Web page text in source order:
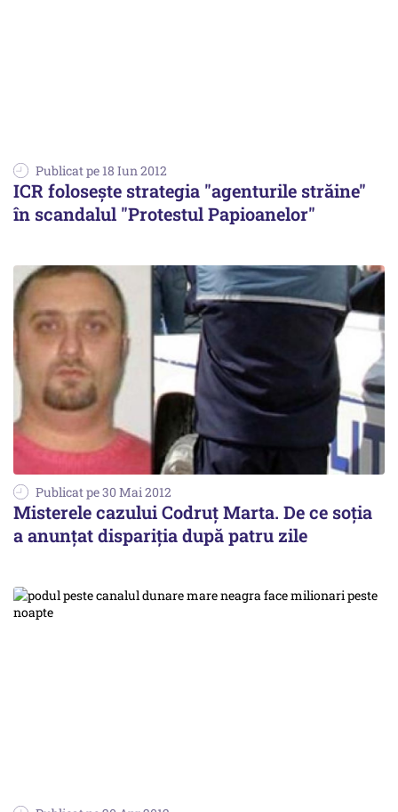
Publicat pe 18 Iun 2012
ICR foloseşte strategia "agenturile străine"
în scandalul "Protestul Papioanelor"
Publicat pe 30 Mai 2012
Misterele cazului Codruț Marta. De ce soția
a anunțat dispariția după patru zile